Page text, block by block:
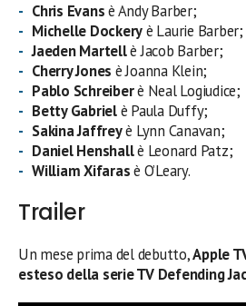
Chris Evansè Andy Barber;
Michelle Dockeryè Laurie Barber;
Jaeden Martellè Jacob Barber;
Cherry Jones è Joanna Klein;
Pablo Schreiberè Neal Logiudice;
Betty Gabrielè Paula Duffy;
Sakina Jaffreyè Lynn Canavan;
Daniel Henshallè Leonard Patz;
William Xifarasè O’Leary.
Trailer
Un mese prima del debutto,Apple
esteso della serie TV Defending